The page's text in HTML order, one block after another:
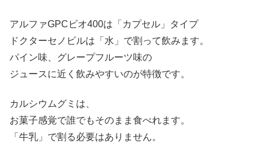
アルファGPCビオ400は「カプセル」タイプ
ドクターセノビルは「水」で割って飲みます。
パイン味、グレープフルーツ味の
ジュースに近く飲みやすいのが特徴です。
カルシウムグミは、
お菓子感覚で誰でもそのまま食べれます。
「牛乳」で割る必要はありません。